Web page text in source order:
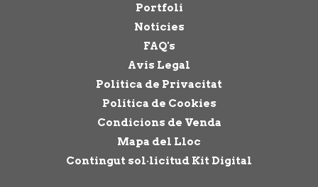
Portfoli
Notícies
FAQ's
Avís Legal
Política de Privacitat
Política de Cookies
Condicions de Venda
Mapa del Lloc
Contingut sol·licitud Kit Digital